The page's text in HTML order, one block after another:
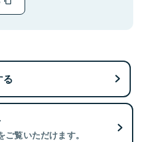
覧いただけます。